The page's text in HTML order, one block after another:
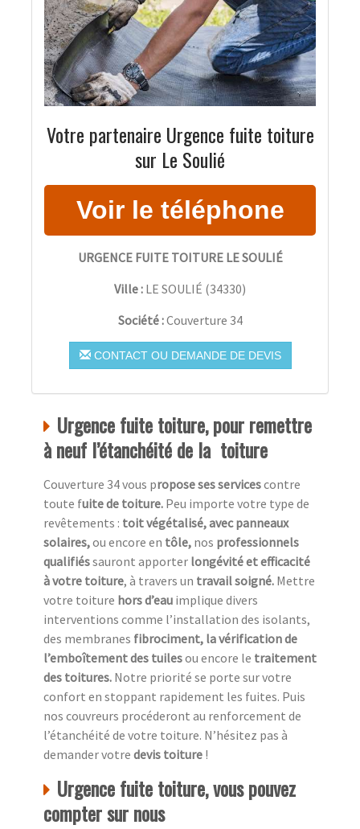
Votre partenaire Urgence fuite toiture
sur Le Soulié
URGENCE FUITE TOITURE LE SOULIÉ
Ville : LE SOULIÉ (34330)
Société :Couverture 34
CONTACT OU DEMANDE DE DEVIS
Urgence fuite toiture, pour remettre
à neuf l’étanchéité de la toiture
Couverture 34 vous propose ses servicescontre
toute fuite de toiture. Peu importe votre type de
revêtements : toit végétalisé, avec panneaux
solaires,ou encore en tôle, nos professionnels
qualifiéssauront apporter longévité et efficacité
à votre toiture, à travers un travail soigné. Mettre
votre toiture hors d’eau implique divers
interventions comme l’installation des isolants,
des membranes fibrociment, la vérification de
l’emboîtement des tuilesou encore le traitement
des toitures. Notre priorité se porte sur votre
confort en stoppant rapidement les fuites. Puis
nos couvreurs procéderont au renforcement de
l’étanchéité de votre toiture. N’hésitez pas à
demander votre devis toiture !
Urgence fuite toiture, vous pouvez
compter sur nous